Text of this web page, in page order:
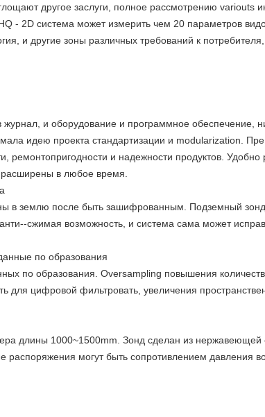
другое заслуги, полное рассмотрению variouts
- 2D система может измерить чем 20 параметров
и другие зоны различных требований к
и оборудование и программное обеспечение,
идею проекта стандартизации и modularization.
ремонтопригодности и надежности продуктов. Удобно
в любое время.
в землю после быть зашифрованным. Подземный зонд
сжимая возможность, и система сама может
по образования
по образования. Oversampling повышения
для цифровой фильтровать, увеличения
длины 1000~1500mm. Зонд сделан из нержавеющей
могут быть сопротивлением давления